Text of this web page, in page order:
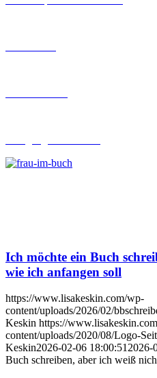
Ich möchte ein Buch
wie ich anfangen soll
https://www.lisakeskin.com/wp-
content/uploads/2026/02/
Keskin https://
content/uploads/2020/08/Logo-
Keskin2026-02-06 18:00:512026-
Buch schreiben, aber ich weiß